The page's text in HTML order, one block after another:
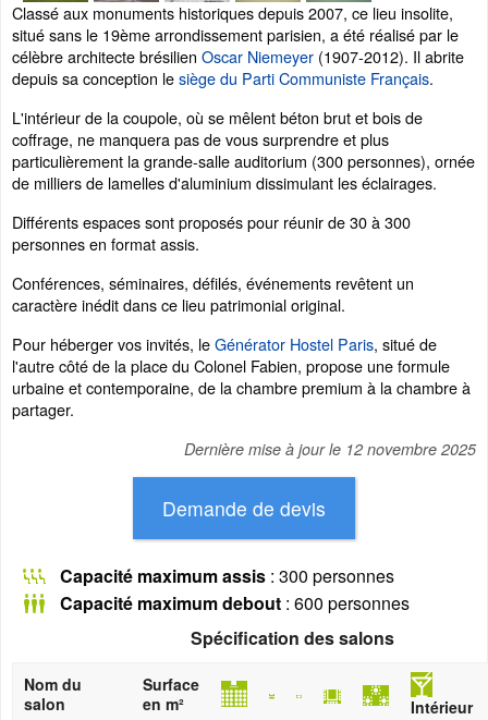
Classé aux monuments historiques depuis 2007, ce lieu insolite,
situé sans le 19ème arrondissement parisien, a été réalisé par le
célèbre architecte brésilien Oscar Niemeyer (1907-2012). Il abrite
depuis sa conception lesiège du Parti Communiste Français.
L'intérieur de la coupole, où se mêlent béton brut et bois de
coffrage, ne manquera pas de vous surprendre et plus
particulièrement la grande-salle auditorium (300 personnes), ornée
de milliers de lamelles d'aluminium dissimulant les éclairages.
Différents espaces sont proposés pour réunir de 30 à 300
personnes en format assis.
Conférences, séminaires, défilés, événements revêtent un
caractère inédit dans ce lieu patrimonial original.
Pour héberger vos invités, leGénérator Hostel Paris, situé de
l'autre côté de la place du Colonel Fabien, propose une formule
urbaine et contemporaine, de la chambre premium à la chambre à
partager.
Dernière mise à jour le 12 novembre 2025
Capacité maximum assis : 300 personnes
Capacité maximum debout : 600 personnes
Spécification des salons
Nom du
salon
Surface
en m²
Intérieur